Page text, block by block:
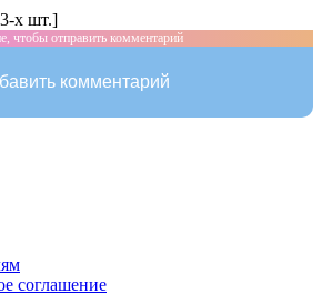
х шт.]
чтобы отправить комментарий
комментарий
соглашение